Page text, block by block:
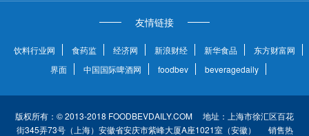
友情链接
饮料行业网 食药监 经济网 新浪财经 新华食品
东方财富网
界面
中国国际啤酒网 foodbev beveragedaily
版权所有：© 2013-2018 FOODBEVDAILY.COM 地址：上海市徐汇区百花
街345弄73号（上海）安徽省安庆市紫峰大厦A座1021室（安徽） 销售热